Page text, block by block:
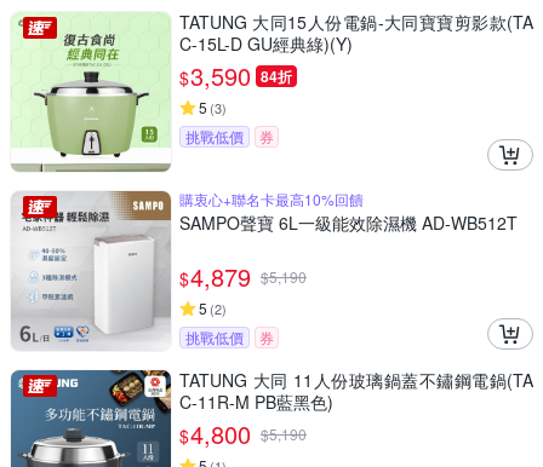
TATUNG 大同15人份電鍋-大同寶寶剪影款(TA
C-15L-D GU經典綠)(Y)
$3,590 84折
5 (3)
挑戰低價 券
購衷心+聯名卡最高10%回饋
SAMPO聲寶 6L一級能效除濕機 AD-WB512T
$4,879 $5,190
5 (2)
挑戰低價 券
TATUNG 大同 11人份玻璃鍋蓋不鏽鋼電鍋(TA
C-11R-M PB藍黑色)
$4,800 $5,190